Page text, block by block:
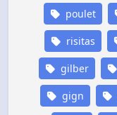
poulet
risitas
gilber
gign